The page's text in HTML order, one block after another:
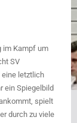
im Kampf um
SV
eine letztlich
ein Spiegelbild
spielt
durch zu viele